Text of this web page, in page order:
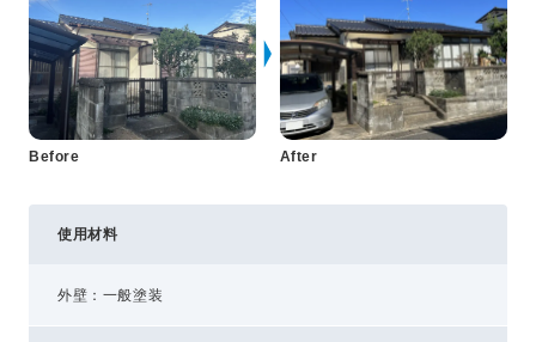
コミュニティガイドライン
AIポリシー
特定商取引法に基づく表記
Before After
使用材料
外壁：一般塗装